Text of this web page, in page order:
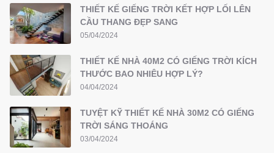
THIẾT KẾ GIẾNG TRỜI KẾT HỢP LỐI LÊN
CẦU THANG ĐẸP SANG
05/04/2024
THIẾT KẾ NHÀ 40M2 CÓ GIẾNG TRỜI KÍCH
THƯỚC BAO NHIÊU HỢP LÝ?
04/04/2024
TUYỆT KỸ THIẾT KẾ NHÀ 30M2 CÓ GIẾNG
TRỜI SÁNG THOÁNG
03/04/2024